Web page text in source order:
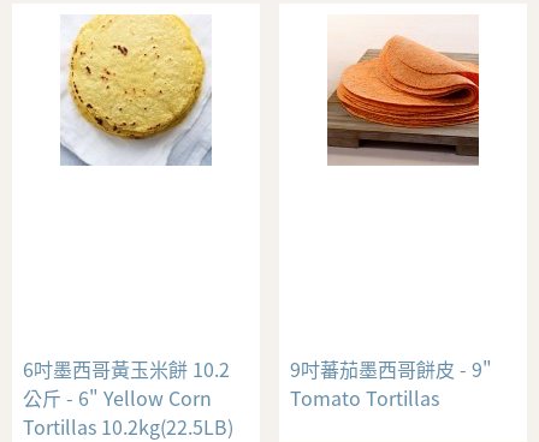
6吋墨西哥黃玉米餅 10.2
公斤 - 6" Yellow Corn
Tortillas 10.2kg(22.5LB)
9吋蕃茄墨西哥餅皮 - 9"
Tomato Tortillas